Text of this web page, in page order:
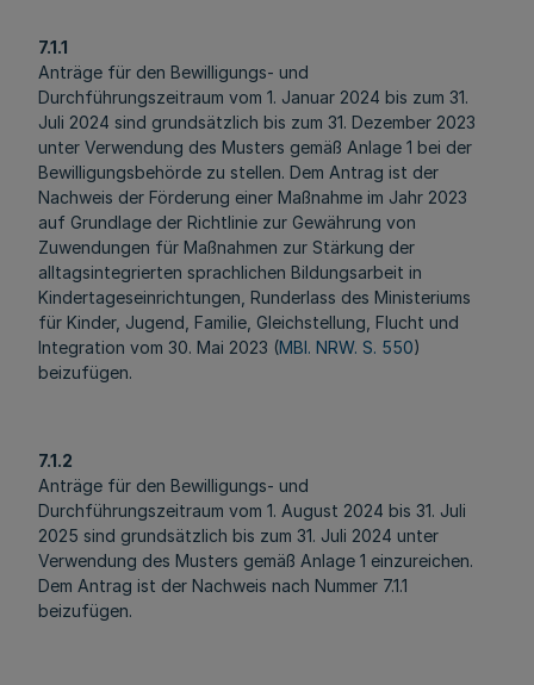
7.1.1
Anträge für den Bewilligungs- und
Durchführungszeitraum vom 1. Januar 2024 bis zum 31.
Juli 2024 sind grundsätzlich bis zum 31. Dezember 2023
unter Verwendung des Musters gemäß Anlage 1 bei der
Bewilligungsbehörde zu stellen. Dem Antrag ist der
Nachweis der Förderung einer Maßnahme im Jahr 2023
auf Grundlage der Richtlinie zur Gewährung von
Zuwendungen für Maßnahmen zur Stärkung der
alltagsintegrierten sprachlichen Bildungsarbeit in
Kindertageseinrichtungen, Runderlass des Ministeriums
für Kinder, Jugend, Familie, Gleichstellung, Flucht und
Integration vom 30. Mai 2023 (MBl. NRW. S. 550)
beizufügen.
7.1.2
Anträge für den Bewilligungs- und
Durchführungszeitraum vom 1. August 2024 bis 31. Juli
2025 sind grundsätzlich bis zum 31. Juli 2024 unter
Verwendung des Musters gemäß Anlage 1 einzureichen.
Dem Antrag ist der Nachweis nach Nummer 7.1.1
beizufügen.